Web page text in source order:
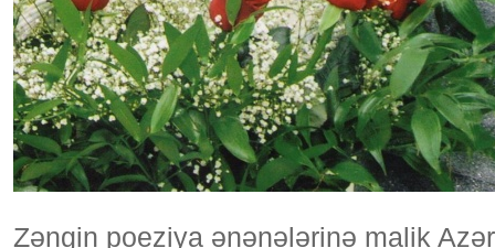
Zəngin poeziya ənənələrinə malik